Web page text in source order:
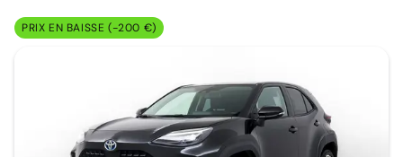
PRIX EN BAISSE (-200 €)